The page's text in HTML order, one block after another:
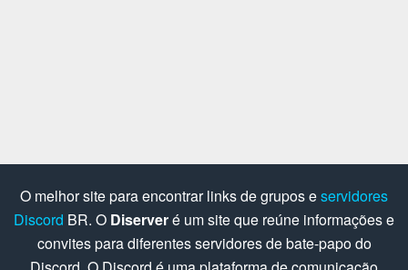
O melhor site para encontrar links de grupos eservidores
Discord BR. O Diserveré um site que reúne informações e
convites para diferentes servidores de bate-papo do